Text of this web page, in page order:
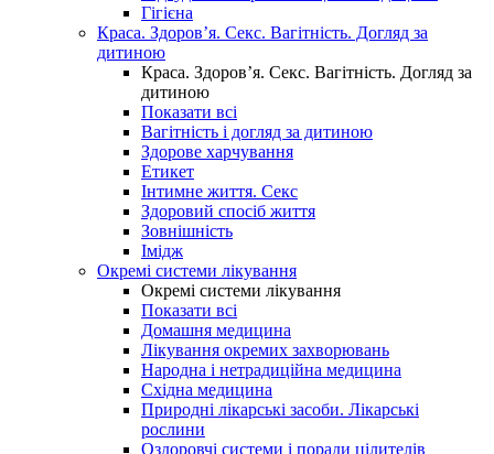
Гігієна
Краса. Здоров’я. Секс. Вагітність. Догляд за
дитиною
Краса. Здоров’я. Секс. Вагітність. Догляд за
дитиною
Показати всі
Вагітність і догляд за дитиною
Здорове харчування
Етикет
Інтимне життя. Секс
Здоровий спосіб життя
Зовнішність
Імідж
Окремі системи лікування
Окремі системи лікування
Показати всі
Домашня медицина
Лікування окремих захворювань
Народна і нетрадиційна медицина
Східна медицина
Природні лікарські засоби. Лікарські
рослини
Оздоровчі системи і поради цілителів